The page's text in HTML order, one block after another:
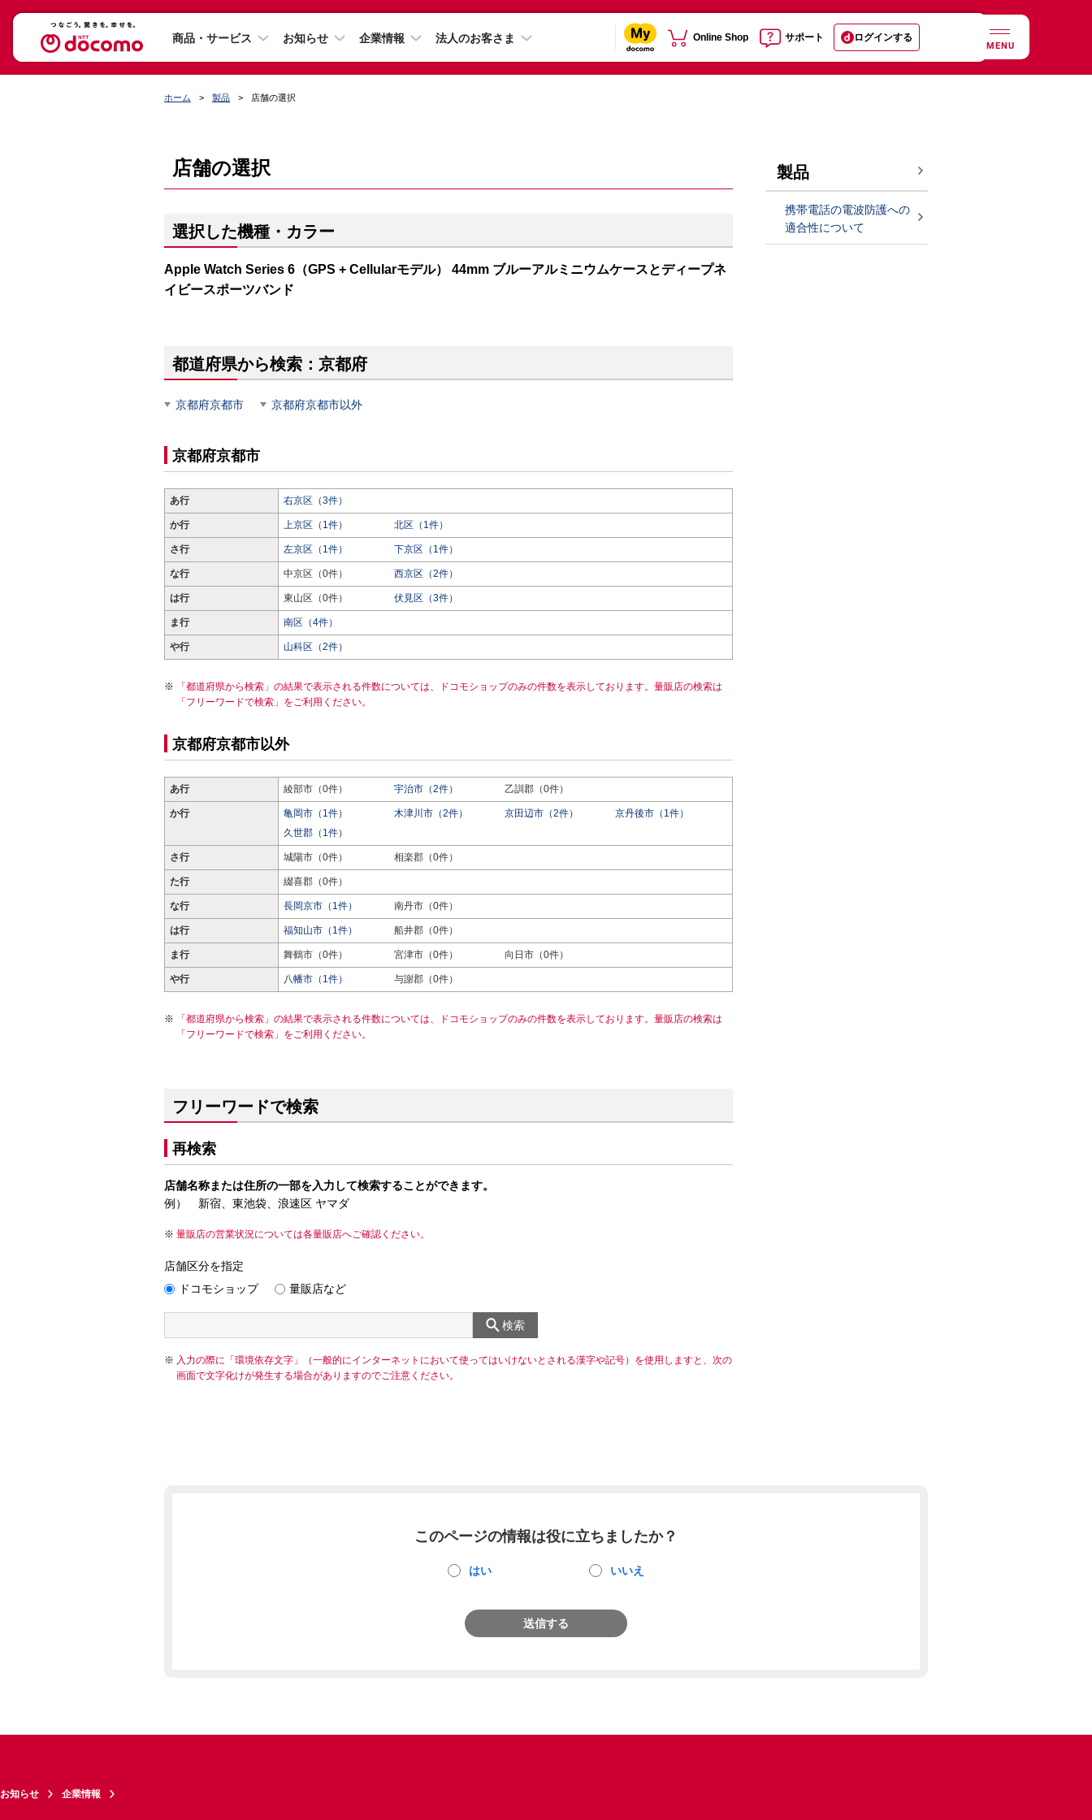
商品・サービス お知らせ 企業情報 法人のお客さま Online Shop サポート ログインする
MENU
ホーム 製品 店舗の選択
店舗の選択
選択した機種・カラー
Apple Watch Series 6（GPS + Cellularモデル） 44mm ブルーアルミニウムケースとディープネ
イビースポーツバンド
都道府県から検索：京都府
京都府京都市 京都府京都市以外
京都府京都市
あ行 右京区（3件）
か行 上京区（1件） 北区（1件）
さ行 左京区（1件） 下京区（1件）
な行 中京区（0件） 西京区（2件）
は行 東山区（0件） 伏見区（3件）
ま行 南区（4件）
や行 山科区（2件）
「都道府県から検索」の結果で表示される件数については、ドコモショップのみの件数を表示しております。量販店の検索は
「フリーワードで検索」をご利用ください。
京都府京都市以外
あ行 綾部市（0件） 宇治市（2件） 乙訓郡（0件）
か行 亀岡市（1件） 木津川市（2件） 京田辺市（2件）
京丹後市（1件）
久世郡（1件）
さ行 城陽市（0件） 相楽郡（0件）
た行 綴喜郡（0件）
な行 長岡京市（1件） 南丹市（0件）
は行 福知山市（1件） 船井郡（0件）
ま行 舞鶴市（0件） 宮津市（0件） 向日市（0件）
や行 八幡市（1件） 与謝郡（0件）
「都道府県から検索」の結果で表示される件数については、ドコモショップのみの件数を表示しております。量販店の検索は
「フリーワードで検索」をご利用ください。
フリーワードで検索
再検索
店舗名称または住所の一部を入力して検索することができます。
例） 新宿、東池袋、浪速区 ヤマダ
量販店の営業状況については各量販店へご確認ください。
店舗区分を指定
ドコモショップ
量販店など
検索
入力の際に「環境依存文字」（一般的にインターネットにおいて使ってはいけないとされる漢字や記号）を使用しますと、次の
画面で文字化けが発生する場合がありますのでご注意ください。
製品
携帯電話の電波防護への
適合性について
このページの情報は役に立ちましたか？
はい いいえ
送信する
お知らせ 企業情報